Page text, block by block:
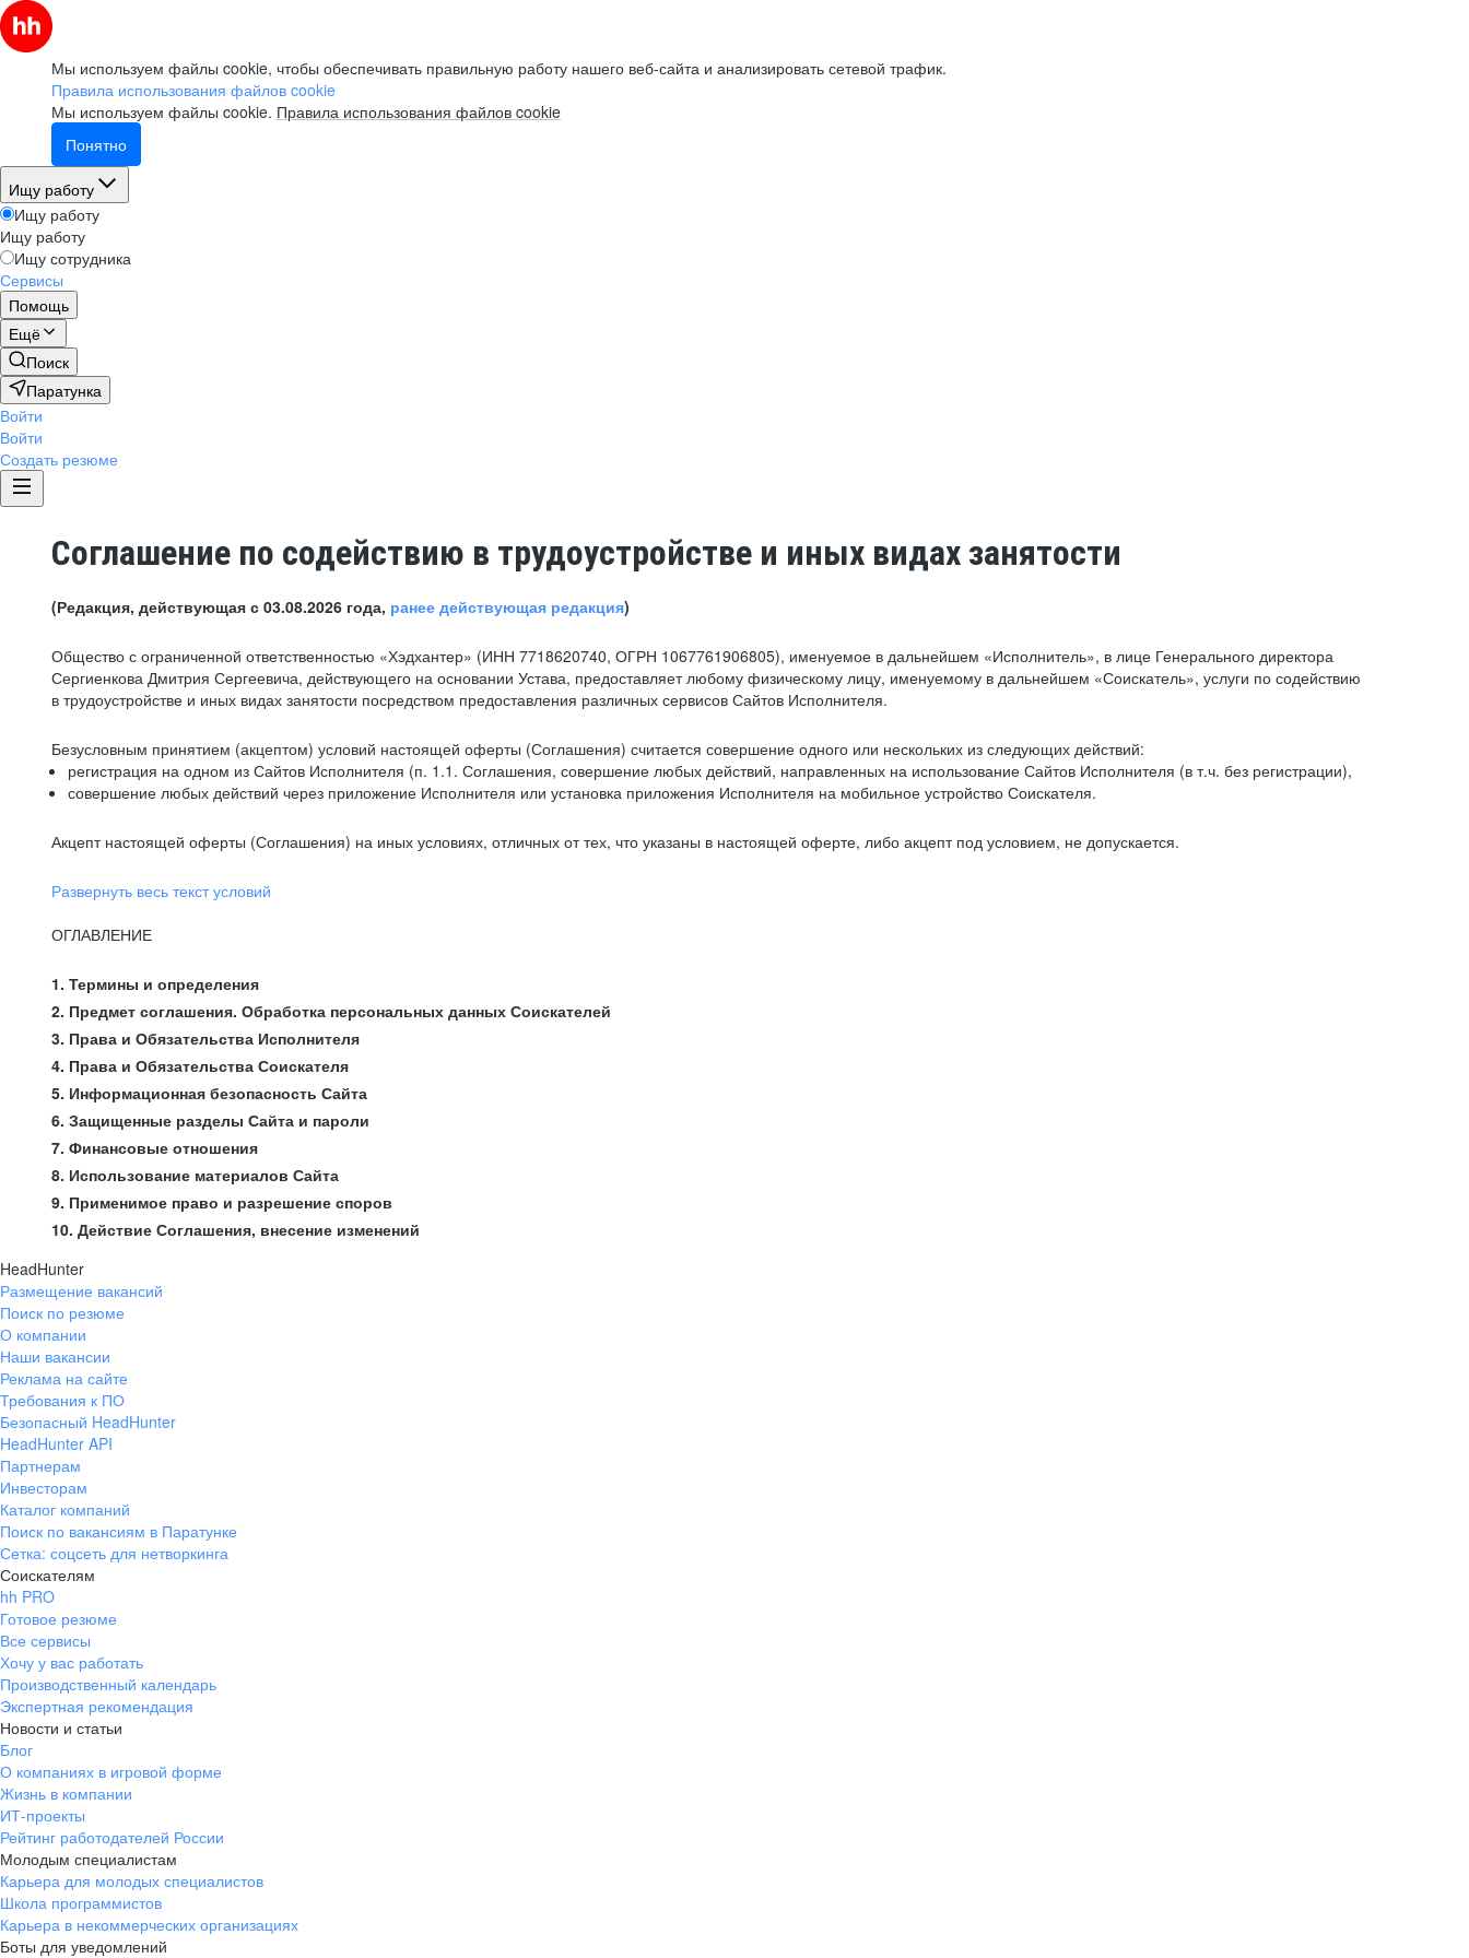
Мы используем файлы cookie, чтобы обеспечивать правильную работу нашего веб-сайта и анализировать сетевой трафик.
Правила использования файлов cookie
Мы используем файлы cookie. Правила использования файлов cookie
Понятно
Ищу работу
Ищу работу
Ищу работу
Ищу сотрудника
Сервисы
Помощь
Ещё
Поиск
Паратунка
Войти
Войти
Создать резюме
Соглашение по содействию в трудоустройстве и иных видах занятости
(Редакция, действующая с 03.08.2026 года, ранее действующая редакция)
Общество с ограниченной ответственностью «Хэдхантер» (ИНН 7718620740, ОГРН 1067761906805), именуемое в дальнейшем «Исполнитель», в лице Генерального директора
Сергиенкова Дмитрия Сергеевича, действующего на основании Устава, предоставляет любому физическому лицу, именуемому в дальнейшем «Соискатель», услуги по содействию
в трудоустройстве и иных видах занятости посредством предоставления различных сервисов Сайтов Исполнителя.
Безусловным принятием (акцептом) условий настоящей оферты (Соглашения) считается совершение одного или нескольких из следующих действий:
регистрация на одном из Сайтов Исполнителя (п. 1.1. Соглашения, совершение любых действий, направленных на использование Сайтов Исполнителя (в т.ч. без регистрации),
совершение любых действий через приложение Исполнителя или установка приложения Исполнителя на мобильное устройство Соискателя.
Акцепт настоящей оферты (Соглашения) на иных условиях, отличных от тех, что указаны в настоящей оферте, либо акцепт под условием, не допускается.
Развернуть весь текст условий
ОГЛАВЛЕНИЕ
1. Термины и определения
2. Предмет соглашения. Обработка персональных данных Соискателей
3. Права и Обязательства Исполнителя
4. Права и Обязательства Соискателя
5. Информационная безопасность Сайта
6. Защищенные разделы Сайта и пароли
7. Финансовые отношения
8. Использование материалов Сайта
9. Применимое право и разрешение споров
10. Действие Соглашения, внесение изменений
HeadHunter
Размещение вакансий
Поиск по резюме
О компании
Наши вакансии
Реклама на сайте
Требования к ПО
Безопасный HeadHunter
HeadHunter API
Партнерам
Инвесторам
Каталог компаний
Поиск по вакансиям в Паратунке
Сетка: соцсеть для нетворкинга
Соискателям
hh PRO
Готовое резюме
Все сервисы
Хочу у вас работать
Производственный календарь
Экспертная рекомендация
Новости и статьи
Блог
О компаниях в игровой форме
Жизнь в компании
ИТ-проекты
Рейтинг работодателей России
Молодым специалистам
Карьера для молодых специалистов
Школа программистов
Карьера в некоммерческих организациях
Боты для уведомлений